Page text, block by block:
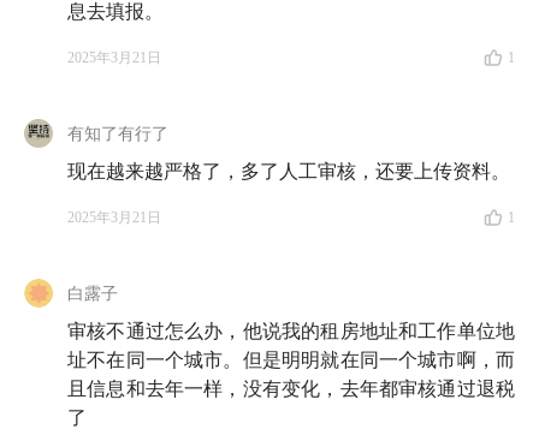
息去填报。
2025年3月21日 1
有知了有行了
现在越来越严格了，多了人工审核，还要上传资料。
2025年3月21日 1
白露子
审核不通过怎么办，他说我的租房地址和工作单位地
址不在同一个城市。但是明明就在同一个城市啊，而
且信息和去年一样，没有变化，去年都审核通过退税
了